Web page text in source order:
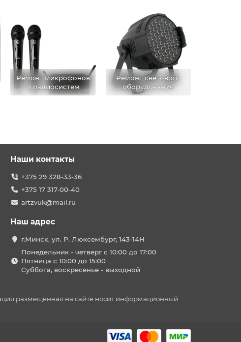
Ремонт микрофонов
и радиосистем
Ремонт светового
оборудования
Наши контакты
+375 29 328-33-36
+375 17 317-00-40
artzvuk@mail.ru
Наш адрес
г.Минск, ул. Р. Люксембург, 143-14Н
Понедельник - четверг с 10:00 до 17:00
Пятница с 10:00 до 15:00
Суббота, воскресенье - выходной
размещенная на сайте носит информационный